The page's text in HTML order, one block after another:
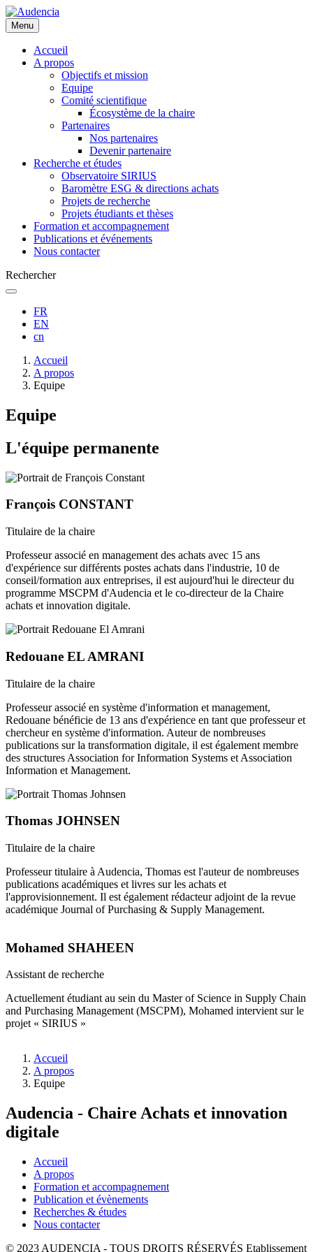
Aller
au
contenu
principal
Menu
Accueil
A propos
Objectifs et mission
Equipe
Comité scientifique
Écosystème de la chaire
Partenaires
Nos partenaires
Devenir partenaire
Recherche et études
Observatoire SIRIUS
Baromètre ESG & directions achats
Projets de recherche
Projets étudiants et thèses
Formation et accompagnement
Publications et événements
Nous contacter
Rechercher
FR
EN
cn
d'Ariane
Accueil
A propos
Equipe
Equipe
L'équipe permanente
François CONSTANT
Titulaire de la chaire
Professeur associé en management des achats avec 15 ans
d'expérience sur différents postes achats dans l'industrie, 10 de
conseil/formation aux entreprises, il est aujourd'hui le directeur du
programme MSCPM d'Audencia et le co-directeur de la Chaire
achats et innovation digitale.
Redouane EL AMRANI
Titulaire de la chaire
Professeur associé en système d'information et management,
Redouane bénéficie de 13 ans d'expérience en tant que professeur et
chercheur en système d'information. Auteur de nombreuses
publications sur la transformation digitale, il est également membre
des structures Association for Information Systems et Association
Information et Management.
Thomas JOHNSEN
Titulaire de la chaire
Professeur titulaire à Audencia, Thomas est l'auteur de nombreuses
publications académiques et livres sur les achats et
l'approvisionnement. Il est également rédacteur adjoint de la revue
académique Journal of Purchasing & Supply Management.
Mohamed SHAHEEN
Assistant de recherche
Actuellement étudiant au sein du Master of Science in Supply Chain
and Purchasing Management (MSCPM), Mohamed intervient sur le
projet « SIRIUS »
d'Ariane
Accueil
A propos
Equipe
Audencia - Chaire Achats et innovation
digitale
Accueil
A propos
Formation et accompagnement
Publication et évènements
Recherches & études
Nous contacter
© 2023 AUDENCIA - TOUS DROITS RÉSERVÉS Etablissement